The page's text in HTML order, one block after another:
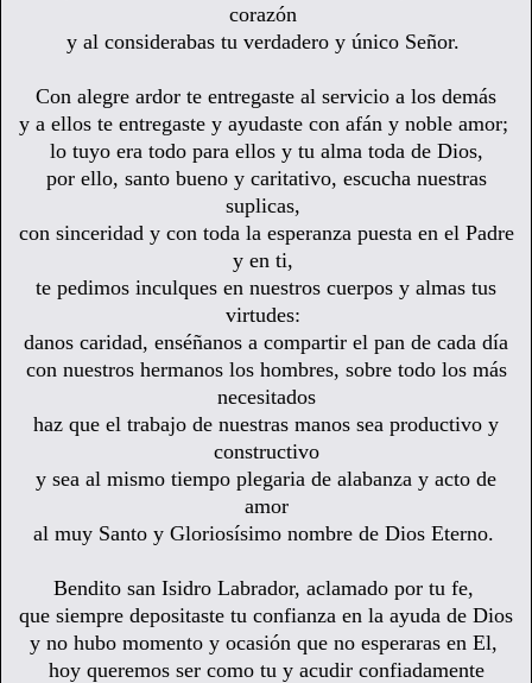
corazón
y al considerabas tu verdadero y único Señor.
Con alegre ardor te entregaste al servicio a los demás
y a ellos te entregaste y ayudaste con afán y noble amor;
lo tuyo era todo para ellos y tu alma toda de Dios,
por ello, santo bueno y caritativo, escucha nuestras
suplicas,
con sinceridad y con toda la esperanza puesta en el Padre
y en ti,
te pedimos inculques en nuestros cuerpos y almas tus
virtudes:
danos caridad, enséñanos a compartir el pan de cada día
con nuestros hermanos los hombres, sobre todo los más
necesitados
haz que el trabajo de nuestras manos sea productivo y
constructivo
y sea al mismo tiempo plegaria de alabanza y acto de
amor
al muy Santo y Gloriosísimo nombre de Dios Eterno.
Bendito san Isidro Labrador, aclamado por tu fe,
que siempre depositaste tu confianza en la ayuda de Dios
y no hubo momento y ocasión que no esperaras en El,
hoy queremos ser como tu y acudir confiadamente